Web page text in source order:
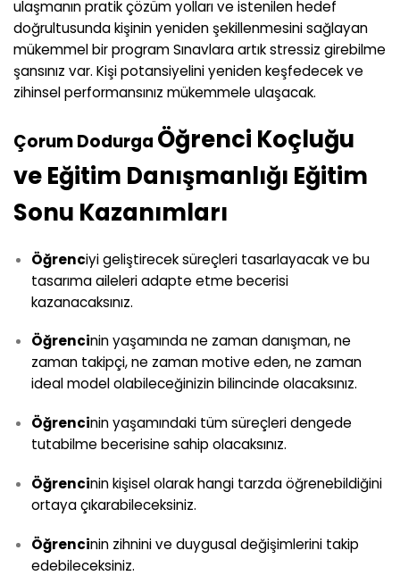
ulaşmanın pratik çözüm yolları ve istenilen hedef
doğrultusunda kişinin yeniden şekillenmesini sağlayan
mükemmel bir program Sınavlara artık stressiz girebilme
şansınız var. Kişi potansiyelini yeniden keşfedecek ve
zihinsel performansınız mükemmele ulaşacak.
Çorum Dodurga Öğrenci Koçluğu
ve Eğitim Danışmanlığı Eğitim
Sonu Kazanımları
Öğrenciyi geliştirecek süreçleri tasarlayacak ve bu
tasarıma aileleri adapte etme becerisi
kazanacaksınız.
Öğrencinin yaşamında ne zaman danışman, ne
zaman takipçi, ne zaman motive eden, ne zaman
ideal model olabileceğinizin bilincinde olacaksınız.
Öğrencinin yaşamındaki tüm süreçleri dengede
tutabilme becerisine sahip olacaksınız.
Öğrencinin kişisel olarak hangi tarzda öğrenebildiğini
ortaya çıkarabileceksiniz.
Öğrencinin zihnini ve duygusal değişimlerini takip
edebileceksiniz.